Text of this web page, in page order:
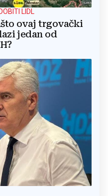
LIDL
ovaj trgovački
jedan od